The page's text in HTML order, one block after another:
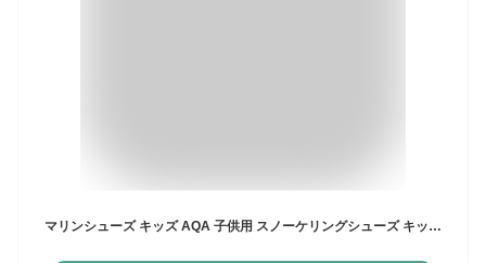
マリンシューズ キッズ AQA 子供用 スノーケリングシューズ キッズ KW-4473N KW4473N 装着しやすくて軽い シュノーケリング アクアシューズ 潮干狩り シュノーケル マジックテープで調整可能 ウォーターシューズ